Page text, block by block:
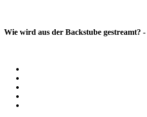
Wie wird aus der Backstube gestreamt? -